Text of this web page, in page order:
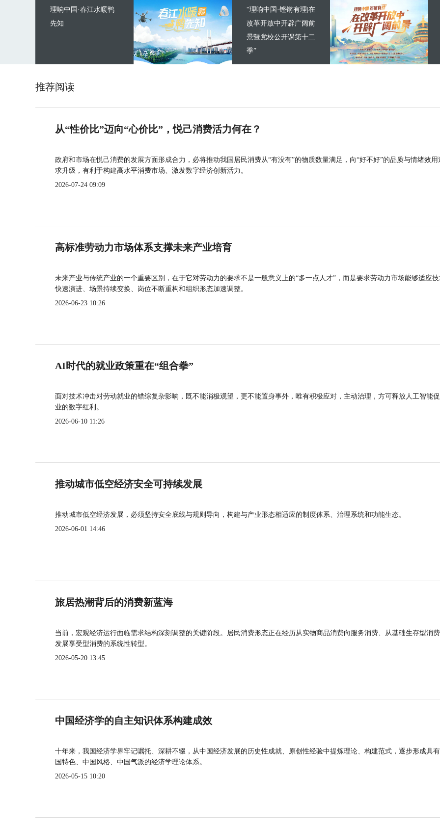
理响中国·春江水暖鸭
先知
“理响中国·铿锵有理|在
改革开放中开辟广阔前
景暨党校公开课第十二
季”
推荐阅读
从“性价比”迈向“心价比”，悦己消费活力何在？
政府和市场在悦己消费的发展方面形成合力，必将推动我国居民消费从“有没有”的物质数量满足，向“好不好”的品质与情绪效用
求升级，有利于构建高水平消费市场、激发数字经济创新活力。
2026-07-24 09:09
高标准劳动力市场体系支撑未来产业培育
未来产业与传统产业的一个重要区别，在于它对劳动力的要求不是一般意义上的“多一点人才”，而是要求劳动力市场能够适应
快速演进、场景持续变换、岗位不断重构和组织形态加速调整。
2026-06-23 10:26
AI时代的就业政策重在“组合拳”
面对技术冲击对劳动就业的错综复杂影响，既不能消极观望，更不能置身事外，唯有积极应对，主动治理，方可释放人工智能
业的数字红利。
2026-06-10 11:26
推动城市低空经济安全可持续发展
推动城市低空经济发展，必须坚持安全底线与规则导向，构建与产业形态相适应的制度体系、治理系统和功能生态。
2026-06-01 14:46
旅居热潮背后的消费新蓝海
当前，宏观经济运行面临需求结构深刻调整的关键阶段。居民消费形态正在经历从实物商品消费向服务消费、从基础生存型消
发展享受型消费的系统性转型。
2026-05-20 13:45
中国经济学的自主知识体系构建成效
十年来，我国经济学界牢记嘱托、深耕不辍，从中国经济发展的历史性成就、原创性经验中提炼理论、构建范式，逐步形成具
国特色、中国风格、中国气派的经济学理论体系。
2026-05-15 10:20